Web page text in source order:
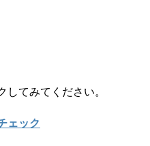
してみてください。
ェック